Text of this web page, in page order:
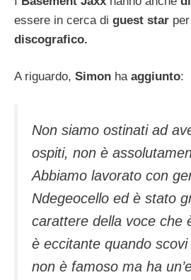
essere in cerca di guest star
discografico.
A riguardo, Simon ha aggiunto:
Non siamo ostinati ad
ospiti, non è
Abbiamo lavorato con
Ndegeocello ed è stato
carattere della voce che
è eccitante quando
non è famoso ma ha